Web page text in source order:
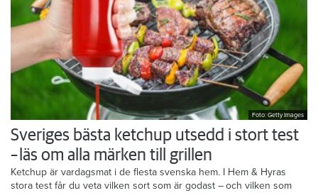
Foto: Getty Images
Sveriges bästa ketchup utsedd i stort test
– läs om alla märken till grillen
Ketchup är vardagsmat i de flesta svenska hem. I Hem & Hyras
stora test får du veta vilken sort som är godast – och vilken som